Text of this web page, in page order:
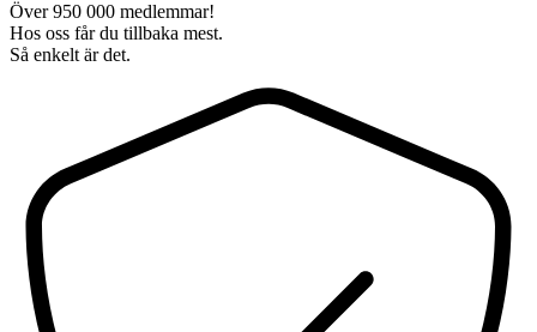
Över 950 000 medlemmar!
Hos oss får du tillbaka mest.
Så enkelt är det.